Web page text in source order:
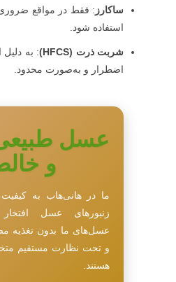
ساکارز : فقط در مواقع ضروری
استفاده شود.
شربت ذرت (HFCS)
: به
اضطرار و به‌صورت محدود.
عسل
و
ما در هانی‌هاب به
زنبورهای عسل
عسل‌های ما بدون تغذیه
و تحت نظارت مستقیم
هستند.